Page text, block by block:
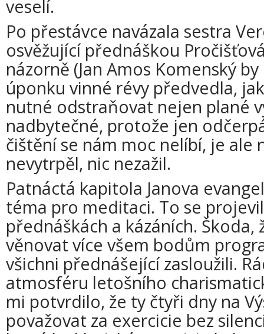
veselí.
Po přestávce navázala sestra
osvěžující přednáškou
názorně (Jan Amos Komenský
úponku vinné révy předvedla,
nutné odstraňovat nejen plané
nadbytečné, protože jen
čištění se nám moc nelíbí, je ale
nevytrpěl, nic nezažil.
Patnáctá kapitola Janova
téma pro meditaci. To se
přednáškách a kázáních. Škoda,
věnovat více všem bodům
všichni přednášející zasloužili.
atmosféru letošního
mi potvrdilo, že ty čtyři dny na
považovat za exercicie bez